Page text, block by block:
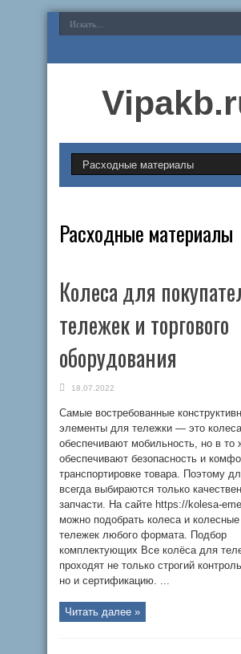
Расходные материалы
Колеса для
тележек и торгового
оборудования
18.07.2022
Самые востребованные
элементы для тележки — это
обеспечивают мобильность, но в то
обеспечивают безопасность и
транспортировке товара. Поэтому
всегда выбираются только
запчасти. На сайте https://kolesa-
можно подобрать колеса и
тележек любого формата. Подбор
комплектующих Все колёса для
проходят не только строгий
но и сертификацию. ...
Читать далее »